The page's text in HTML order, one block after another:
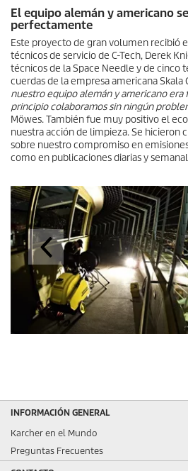
El equipo alemán y americano
perfectamente
Este proyecto de gran volumen recibió
técnicos de servicio de C-Tech, Derek
técnicos de la Space Needle y de cinco
cuerdas de la empresa americana Skala
nuestro equipo alemán y americano era
principio colaboramos sin ningún
Möwes. También fue muy positivo el
nuestra acción de limpieza. Se hicieron
sobre nuestro compromiso en
como en publicaciones diarias y
INFORMACIÓN GENERAL
Karcher en el Mundo
Preguntas Frecuentes